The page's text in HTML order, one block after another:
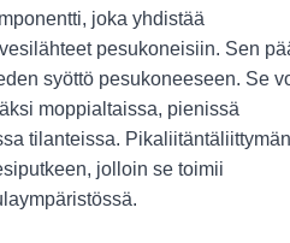
joka yhdistää
pesukoneisiin. Sen
syöttö pesukoneeseen. Se
moppialtaissa, pienissä
tilanteissa.
jolloin se toimii